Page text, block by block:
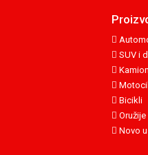
SUV i
Bicikli
Oružije
Novo